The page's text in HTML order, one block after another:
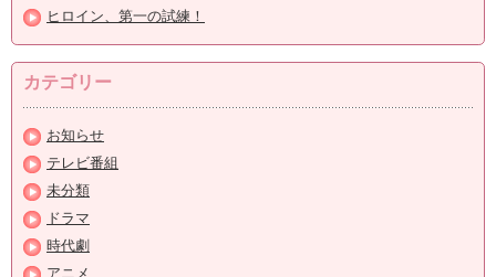
ヒロイン、第一の試練！
カテゴリー
お知らせ
テレビ番組
未分類
ドラマ
時代劇
アニメ